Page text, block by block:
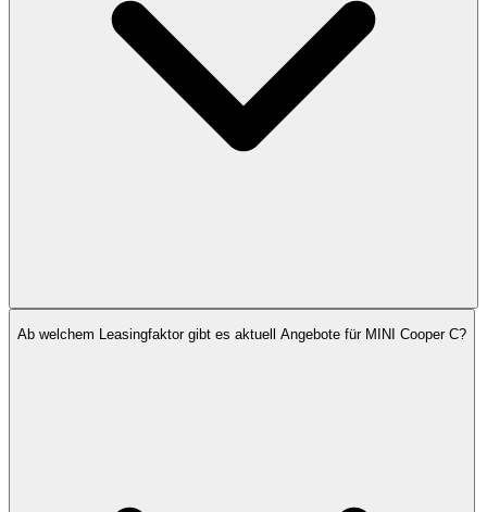
Ab welchem Leasingfaktor gibt es aktuell Angebote für MINI Cooper C?